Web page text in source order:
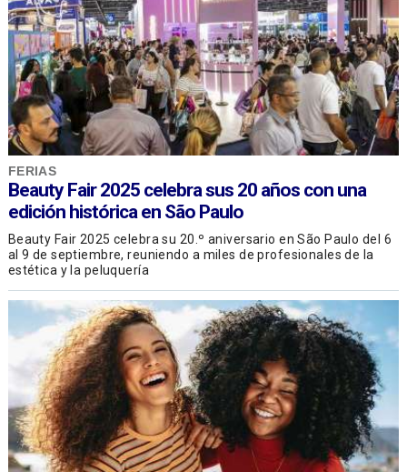
FERIAS
Beauty Fair 2025 celebra sus 20 años con una
edición histórica en São Paulo
Beauty Fair 2025 celebra su 20.º aniversario en São Paulo del 6
al 9 de septiembre, reuniendo a miles de profesionales de la
estética y la peluquería